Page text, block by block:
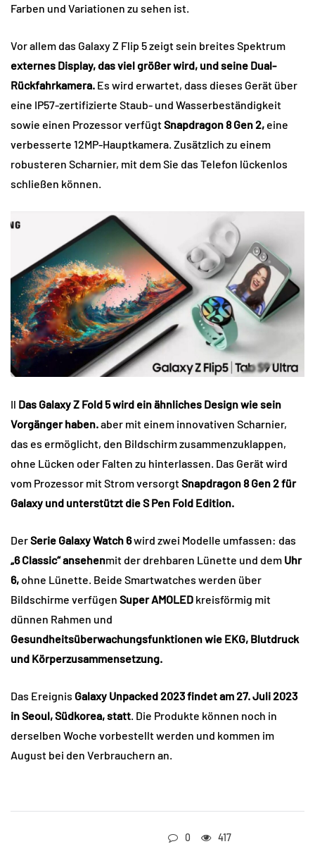
Farben und Variationen zu sehen ist.
Vor allem das Galaxy Z Flip 5 zeigt sein breites Spektrum
externes Display, das viel größer wird, und seine Dual-
Rückfahrkamera. Es wird erwartet, dass dieses Gerät über
eine IP57-zertifizierte Staub- und Wasserbeständigkeit
sowie einen Prozessor verfügtSnapdragon 8 Gen 2, eine
verbesserte 12MP-Hauptkamera. Zusätzlich zu einem
robusteren Scharnier, mit dem Sie das Telefon lückenlos
schließen können.
Il Das Galaxy Z Fold 5 wird ein ähnliches Design wie sein
Vorgänger haben.aber mit einem innovativen Scharnier,
das es ermöglicht, den Bildschirm zusammenzuklappen,
ohne Lücken oder Falten zu hinterlassen. Das Gerät wird
vom Prozessor mit Strom versorgtSnapdragon 8 Gen 2 für
Galaxy und unterstützt die S Pen Fold Edition.
DerSerie Galaxy Watch 6wird zwei Modelle umfassen: das
„6 Classic“ ansehenmit der drehbaren Lünette und dem Uhr
6,ohne Lünette. Beide Smartwatches werden über
Bildschirme verfügen Super AMOLED kreisförmig mit
dünnen Rahmen und
Gesundheitsüberwachungsfunktionen wie EKG, Blutdruck
und Körperzusammensetzung.
Das Ereignis Galaxy Unpacked 2023 findet am 27. Juli 2023
in Seoul, Südkorea, statt . Die Produkte können noch in
derselben Woche vorbestellt werden und kommen im
August bei den Verbrauchern an.
0 417